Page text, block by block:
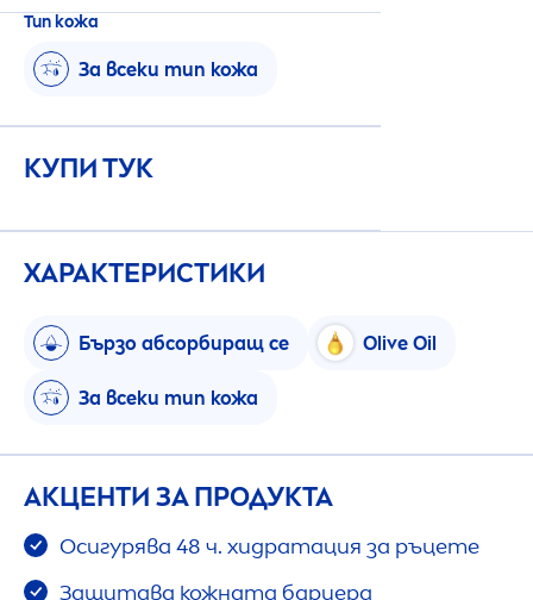
Тип кожа
За всеки тип кожа
КУПИ ТУК
ХАРАКТЕРИСТИКИ
Бързо абсорбиращ се Olive Oil
За всеки тип кожа
АКЦЕНТИ ЗА ПРОДУКТА
Осигурява 48 ч. хидратация за ръцете
Защитава кожната бариера